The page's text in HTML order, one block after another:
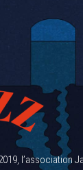
l’association